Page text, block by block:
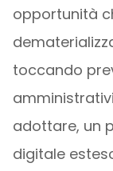
opportunità
toccando
adottare, un
digitale